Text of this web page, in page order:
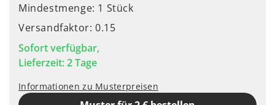
Mindestmenge: 1 Stück
Versandfaktor: 0.15
Sofort verfügbar,
Lieferzeit: 2 Tage
Informationen zu Musterpreisen